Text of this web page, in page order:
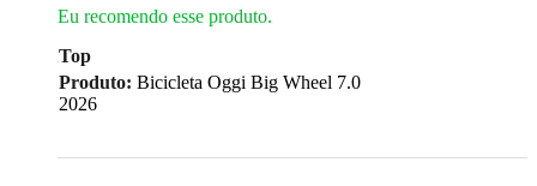
Eu recomendo esse produto.
Top
Produto: Bicicleta Oggi Big Wheel 7.0
2026